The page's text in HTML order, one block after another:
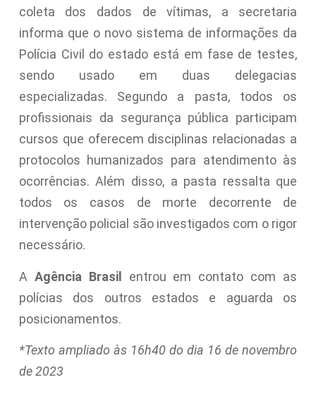
coleta dos dados de vítimas, a secretaria
informa que o novo sistema de informações da
Polícia Civil do estado está em fase de testes,
sendo usado em duas delegacias
especializadas. Segundo a pasta, todos os
profissionais da segurança pública participam
cursos que oferecem disciplinas relacionadas a
protocolos humanizados para atendimento às
ocorrências. Além disso, a pasta ressalta que
todos os casos de morte decorrente de
intervenção policial são investigados com o rigor
necessário.
A Agência Brasil entrou em contato com as
polícias dos outros estados e aguarda os
posicionamentos.
*Texto ampliado às 16h40 do dia 16 de novembro
de 2023